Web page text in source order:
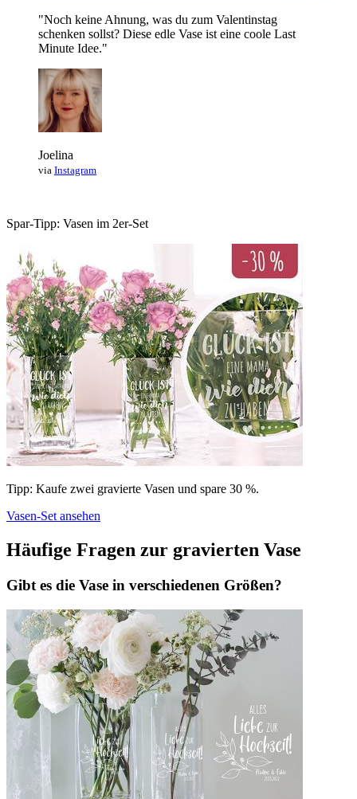
"Noch keine Ahnung, was du zum Valentinstag
schenken sollst? Diese edle Vase ist eine coole Last
Minute Idee."
Joelina
via Instagram
Spar-Tipp: Vasen im 2er-Set
Tipp: Kaufe zwei gravierte Vasen und spare 30 %.
Vasen-Set ansehen
Häufige Fragen zur gravierten Vase
Gibt es die Vase in verschiedenen Größen?